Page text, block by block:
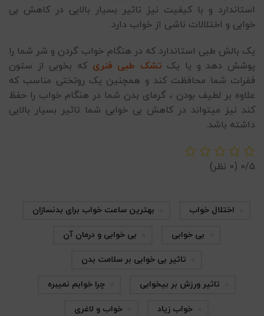
استاندارد و با کیفیت نیز تاثیر بسیار بالایی در کاهش بی
خوابی و اختلالات ناشی از خواب دارد.
یک بالش طبی استاندارد که در هنگام خواب گردن و شر شما را
پوشش دهد و یا یک تشک طبی فنری که بخوبی از ستون
فقرات شما محافظت کند و همچنین یک روتختی مناسب که
علاوه بر لطیف بودن ، گرمای بدن شما در هنگام خواب را حفظ
کند نیز میتواند در کاهش بی خوابی شما تاثیر بسیار بالایی
داشته باشد.
0/5 (0 نظر)
اختلال خواب بهترین ساعت خواب برای بدنسازان
بی خوابی بی خوابی و درمان آن
تاثیر بی خوابی بر سلامت بدن
تاثیر ورزش بر بیخوابی چرا خوابم نمیبره
خواب زیاد خواب و لاغری